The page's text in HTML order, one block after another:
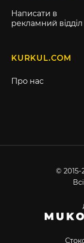
Написати в
рекламний відділ
KURKUL.COM
Про нас
©